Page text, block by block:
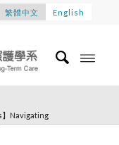
繁體中文 English
】Navigating